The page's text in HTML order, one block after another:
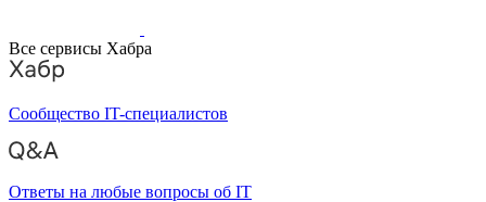
Все сервисы Хабра
Сообщество IT-специалистов
Ответы на любые вопросы об IT